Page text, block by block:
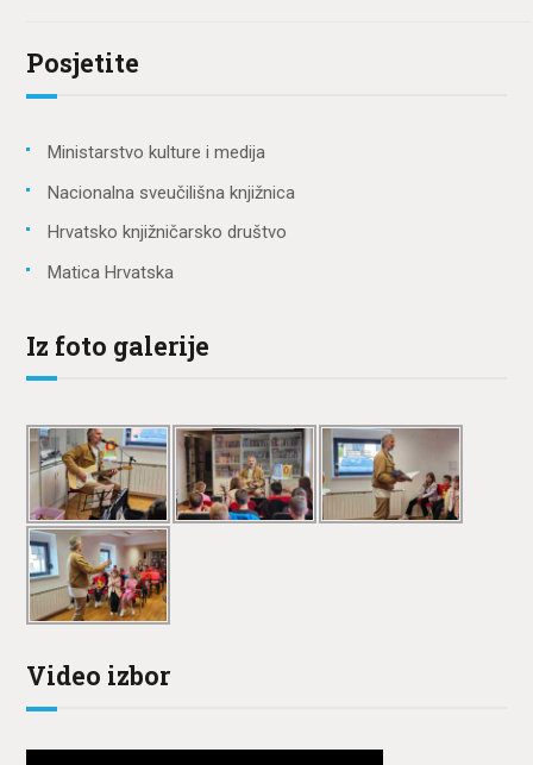
Posjetite
Ministarstvo kulture i medija
Nacionalna sveučilišna knjižnica
Hrvatsko knjižničarsko društvo
Matica Hrvatska
Iz foto galerije
Video izbor